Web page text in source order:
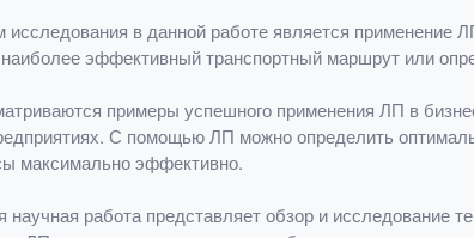
исследования в данной работе является
эффективный транспортный маршрут или
примеры успешного применения ЛП в
С помощью ЛП можно определить
максимально эффективно.
научная работа представляет обзор и исследование